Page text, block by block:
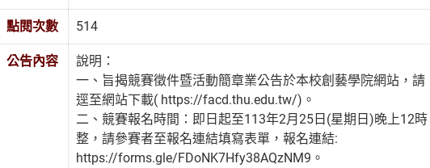
點閱次數 514
公告內容
說明：
一、旨揭競賽徵件暨活動簡章業公告於本校創藝學院網站，請
逕至網站下載( https://facd.thu.edu.tw/)。
二、競賽報名時間：即日起至113年2月25日(星期日)晚上12時
整，請參賽者至報名連結填寫表單，報名連結:
https://forms.gle/FDoNK7Hfy38AQzNM9。